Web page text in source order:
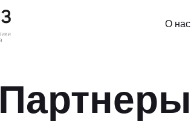
О нас
Партнеры